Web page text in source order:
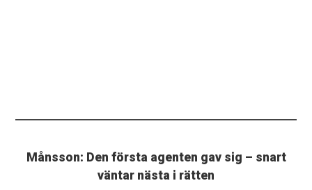
Månsson: Den första agenten gav sig – snart
väntar nästa i rätten